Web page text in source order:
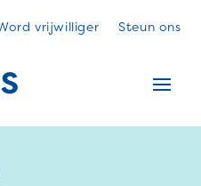
vrijwilliger Steun ons